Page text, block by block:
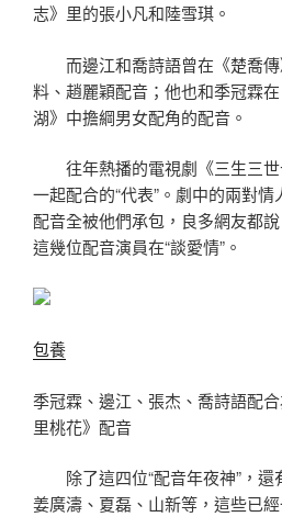
志》里的張小凡和陸雪琪。
而邊江和喬詩語曾在《楚喬傳
料、趙麗穎配音；他也和季冠霖
湖》中擔綱男女配角的配音。
往年熱播的電視劇《三生三世
一起配合的“代表”。劇中的兩對
配音全被他們承包，良多網友都
這幾位配音演員在“談愛情”。
包養
季冠霖、邊江、張杰、喬詩語配
里桃花》配音
除了這四位“配音年夜神”，還
姜廣濤、夏磊、山新等，這些已